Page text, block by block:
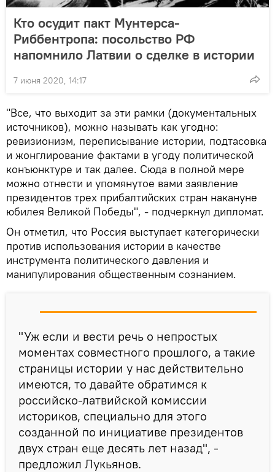
Кто осудит пакт Мунтерса-
Риббентропа: посольство РФ
напомнило Латвии о сделке в истории
7 июня 2020, 14:17
"Все, что выходит за эти рамки (документальных
источников), можно называть как угодно:
ревизионизм, переписывание истории, подтасовка
и жонглирование фактами в угоду политической
конъюнктуре и так далее. Сюда в полной мере
можно отнести и упомянутое вами заявление
президентов трех прибалтийских стран накануне
юбилея Великой Победы", - подчеркнул дипломат.
Он отметил, что Россия выступает категорически
против использования истории в качестве
инструмента политического давления и
манипулирования общественным сознанием.
"Уж если и вести речь о непростых
моментах совместного прошлого, а такие
страницы истории у нас действительно
имеются, то давайте обратимся к
российско-латвийской комиссии
историков, специально для этого
созданной по инициативе президентов
двух стран еще десять лет назад", -
предложил Лукьянов.